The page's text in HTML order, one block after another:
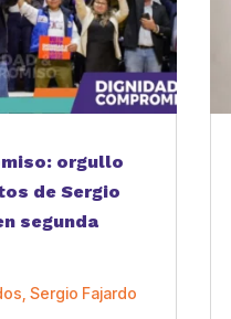
orgullo
de Sergio
segunda
Sergio Fajardo